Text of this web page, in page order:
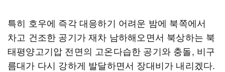
특히 호우에 즉각 대응하기 어려운 밤에 북쪽에서
차고 건조한 공기가 재차 남하해오면서 북상하는 북
태평양고기압 전면의 고온다습한 공기와 충돌, 비구
름대가 다시 강하게 발달하면서 장대비가 내리겠다.